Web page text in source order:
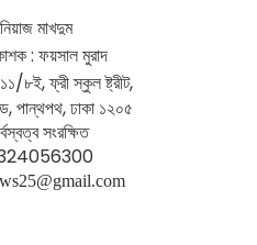
নিয়াজমাখদুম
: ফয়সালমুরাদ
১১/৮ই,ফ্রীস্কুলষ্ট্রীট,
,পান্থপথ,ঢাকা ১২০৫
সংরক্ষিত